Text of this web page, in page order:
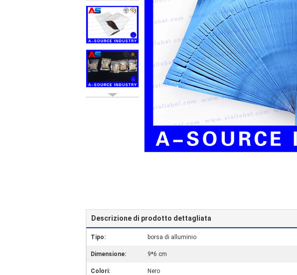
Descrizione di prodotto dettagliata
Tipo: borsa di alluminio
Dimensione: 9*6 cm
Colori: Nero